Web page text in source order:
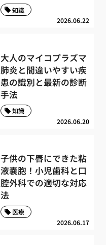
2026.06.22
知識
大人のマイコプラズマ
肺炎と間違いやすい疾
患の識別と最新の診断
手法
2026.06.20
知識
子供の下唇にできた粘
液嚢胞！小児歯科と口
腔外科での適切な対応
法
2026.06.17
医療